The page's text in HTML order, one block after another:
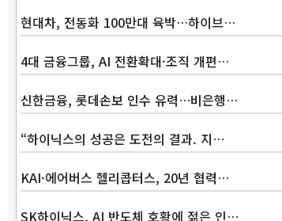
현대차, 전동화 100만대 육박…하이브…
4대 금융그룹, AI 전환확대·조직 개편…
신한금융, 롯데손보 인수 유력…비은행…
“하이닉스의 성공은 도전의 결과. 지…
KAI·에어버스 헬리콥터스, 20년 협력…
SK하이닉스, AI 반도체 호황에 젊은 인…